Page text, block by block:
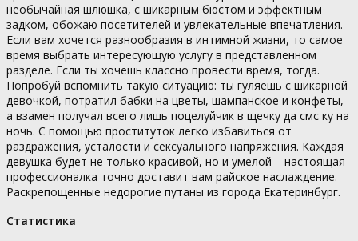
необычайная шлюшка, с шикарным бюстом и эффектным
задком, обожаю посетителей и увлекательные впечатления.
Если вам хочется разнообразия в интимной жизни, то самое
время выбрать интересующую услугу в представленном
разделе. Если ты хочешь классно провести время, тогда.
Попробуй вспомнить такую ситуацию: ты гуляешь с шикарной
девочкой, потратил бабки на цветы, шампанское и конфеты,
а взамен получал всего лишь поцелуйчик в щечку да смс ку на
ночь. С помощью проституток легко избавиться от
раздражения, усталости и сексуального напряжения. Каждая
девушка будет не только красивой, но и умелой – настоящая
профессионалка точно доставит вам райское наслаждение.
Раскрепощенные недорогие путаны из города Екатеринбург.
Статистика